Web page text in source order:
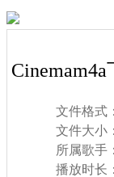
Cinemam4a
文件格式：
文件大小：
所属歌手：
播放时长：